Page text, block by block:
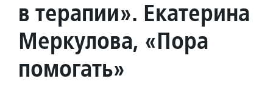
в терапии». Екатерина
Меркулова, «Пора
помогать»